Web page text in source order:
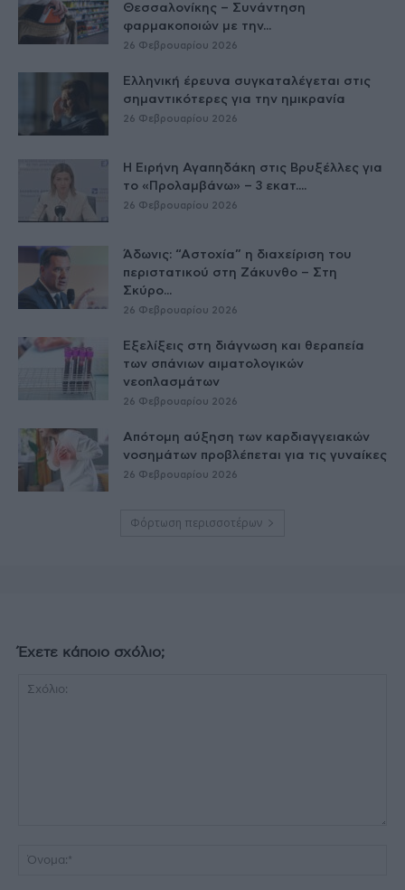
Θεσσαλονίκης – Συνάντηση
φαρμακοποιών με την...
26 Φεβρουαρίου 2026
Ελληνική έρευνα συγκαταλέγεται στις
σημαντικότερες για την ημικρανία
26 Φεβρουαρίου 2026
Η Ειρήνη Αγαπηδάκη στις Βρυξέλλες για
το «Προλαμβάνω» – 3 εκατ....
26 Φεβρουαρίου 2026
Άδωνις: “Αστοχία” η διαχείριση του
περιστατικού στη Ζάκυνθο – Στη
Σκύρο...
26 Φεβρουαρίου 2026
Εξελίξεις στη διάγνωση και θεραπεία
των σπάνιων αιματολογικών
νεοπλασμάτων
26 Φεβρουαρίου 2026
Απότομη αύξηση των καρδιαγγειακών
νοσημάτων προβλέπεται για τις γυναίκες
26 Φεβρουαρίου 2026
Φόρτωση περισσοτέρων
Έχετε κάποιο σχόλιο;